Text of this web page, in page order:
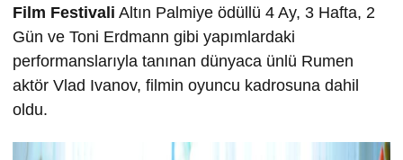
Film Festivali Altın Palmiye ödüllü 4 Ay, 3 Hafta, 2
Gün ve Toni Erdmann gibi yapımlardaki
performanslarıyla tanınan dünyaca ünlü Rumen
aktör Vlad Ivanov, filmin oyuncu kadrosuna dahil
oldu.